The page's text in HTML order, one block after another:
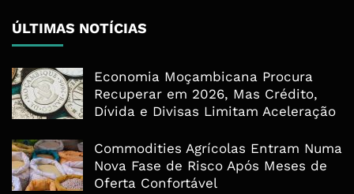
ÚLTIMAS NOTÍCIAS
Economia Moçambicana Procura
Recuperar em 2026, Mas Crédito,
Dívida e Divisas Limitam Aceleração
Commodities Agrícolas Entram Numa
Nova Fase de Risco Após Meses de
Oferta Confortável